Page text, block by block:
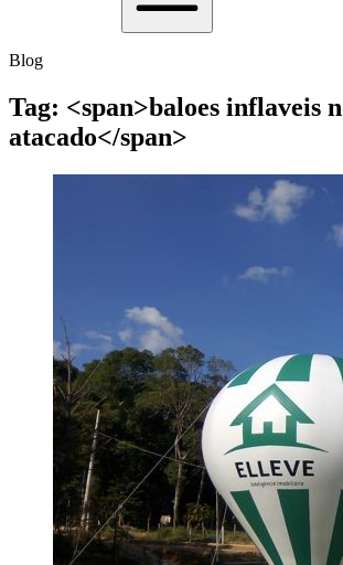
Blog
Tag: <span>baloes inflaveis
atacado</span>